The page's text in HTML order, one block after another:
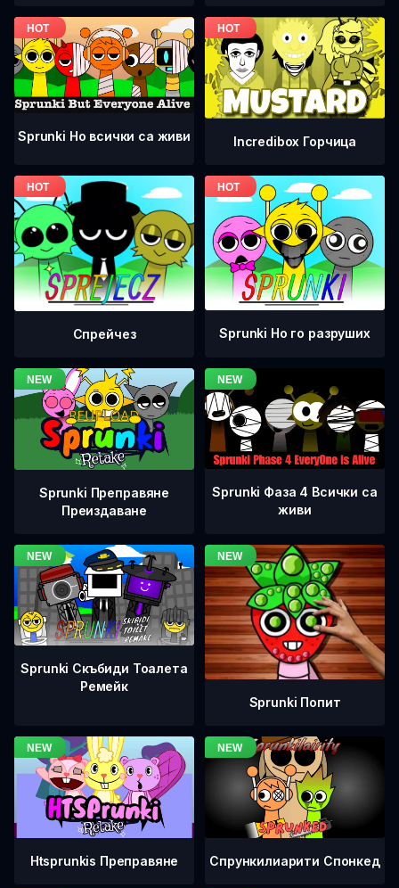
Sprunki Но всички са живи Incredibox Горчица
Спрейчез Sprunki Но го разруших
Sprunki Преправяне
Преиздаване
Sprunki Фаза 4 Всички са
живи
Sprunki Скъбиди Тоалета
Ремейк
Sprunki Попит
Htsprunkis Преправяне Спрункилиарити Спонкед